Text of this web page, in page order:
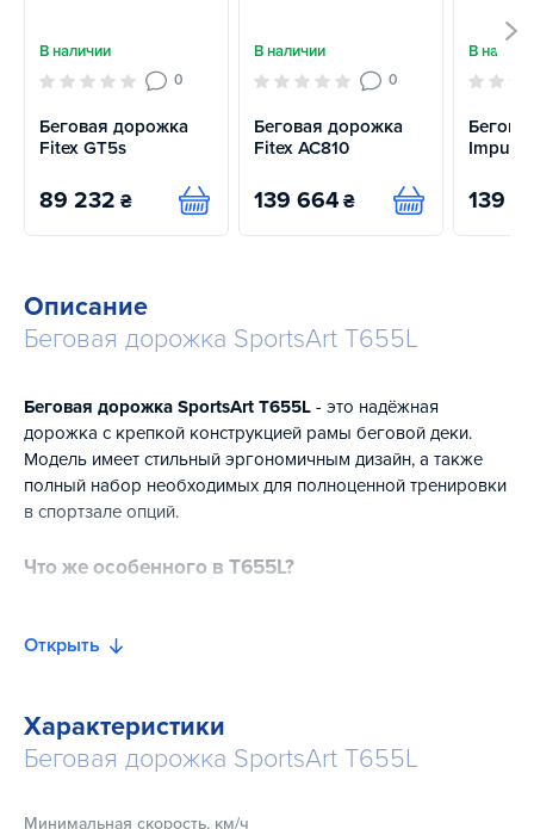
В наличии
0
Беговая дорожка
Fitex GT5s
89 232 ₴ Купить
В наличии
0
Беговая дорожка
Fitex AC810
139 664 ₴ Купить
В
139
Описание
Беговая дорожка SportsArt T655L
Беговая дорожка SportsArt Т655L - это надёжная
дорожка с крепкой конструкцией рамы беговой деки.
Модель имеет стильный эргономичным дизайн, а также
полный набор необходимых для полноценной тренировки
в спортзале опций.
Что же особенного в Т655L?
нагрузках, тренажер будет потреблять до 32% меньше
электроэнергии и поможет сэкономить ваши деньги;
обеспечивает долгую работу механизма;
Большая, удобная беговая поверхность из углеродистого
Открыть
Характеристики
Беговая дорожка SportsArt T655L
Минимальная скорость, км/ч